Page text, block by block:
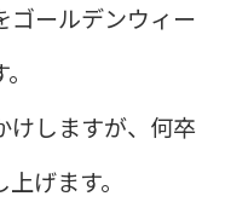
ゴールデンウィー
けしますが、何卒
げます。